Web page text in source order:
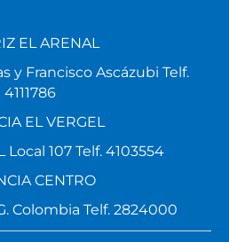
EL ARENAL
y Francisco Ascázubi Telf.
4111786
EL VERGEL
Local 107 Telf. 4103554
CENTRO
Colombia Telf. 2824000